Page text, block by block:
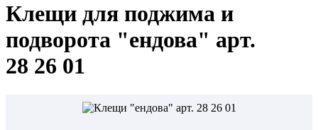
Клещи для поджима и
подворота "ендова" арт.
28 26 01